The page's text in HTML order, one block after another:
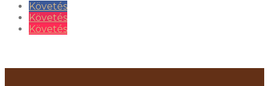
Követés
Követés
Követés